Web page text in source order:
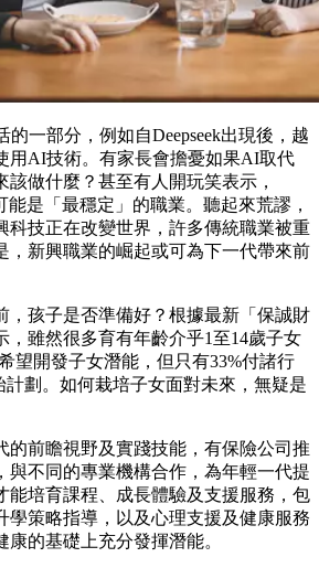
一部分，例如自Deepseek出現後，越
用AI技術。有家長會擔憂如果AI取代
該做什麼？甚至有人開玩笑表示，
能是「最穩定」的職業。聽起來荒謬，
科技正在改變世界，許多傳統職業被重
，新興職業的崛起或可為下一代帶來前
，孩子是否準備好？根據最新「保誠財
，雖然很多育有年齡介乎1至14歲子女
望開發子女潛能，但只有33%付諸行
計劃。如何栽培子女面對未來，無疑是
的前瞻視野及實踐技能，有保險公司推
與不同的專業機構合作，為年輕一代提
能培育課程、成長體驗及支援服務，包
學策略指導，以及心理支援及健康服務
的基礎上充分發揮潛能。